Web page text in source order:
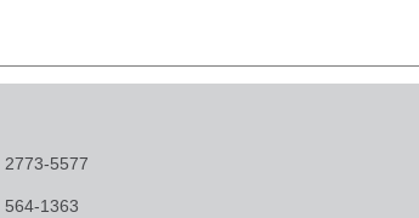
2773-5577
564-1363